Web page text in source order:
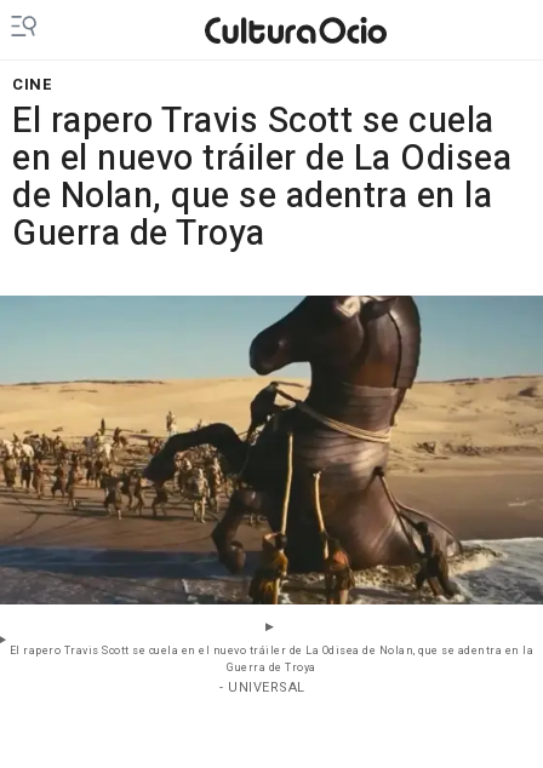
CINE
El rapero Travis Scott se cuela
en el nuevo tráiler de La Odisea
de Nolan, que se adentra en la
Guerra de Troya
El rapero Travis Scott se cuela en el nuevo tráiler de La Odisea de Nolan, que se adentra en la
Guerra de Troya
- UNIVERSAL